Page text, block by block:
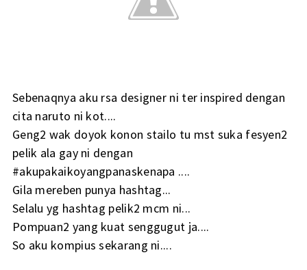
Sebenaqnya aku rsa designer ni ter inspired dengan
cita naruto ni kot....
Geng2 wak doyok konon stailo tu mst suka fesyen2
pelik ala gay ni dengan
#akupakaikoyangpanaskenapa ....
Gila mereben punya hashtag...
Selalu yg hashtag pelik2 mcm ni...
Pompuan2 yang kuat senggugut ja....
So aku kompius sekarang ni....